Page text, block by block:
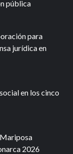
pública
para
jurídica en
en los cinco
2026